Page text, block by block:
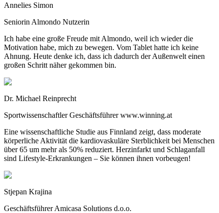
Annelies Simon
Seniorin Almondo Nutzerin
Ich habe eine große Freude mit Almondo, weil ich wieder die
Motivation habe, mich zu bewegen. Vom Tablet hatte ich keine
Ahnung. Heute denke ich, dass ich dadurch der Außenwelt einen
großen Schritt näher gekommen bin.
Dr. Michael Reinprecht
Sportwissenschaftler Geschäftsführer www.winning.at
Eine wissenschaftliche Studie aus Finnland zeigt, dass moderate
körperliche Aktivität die kardiovaskuläre Sterblichkeit bei Menschen
über 65 um mehr als 50% reduziert. Herzinfarkt und Schlaganfall
sind Lifestyle-Erkrankungen – Sie können ihnen vorbeugen!
Stjepan Krajina
Geschäftsführer Amicasa Solutions d.o.o.